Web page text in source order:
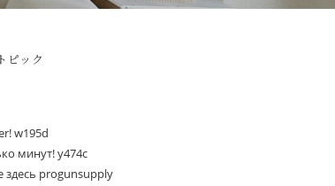
ピック
w195d
минут! y474c
здесь progunsupply